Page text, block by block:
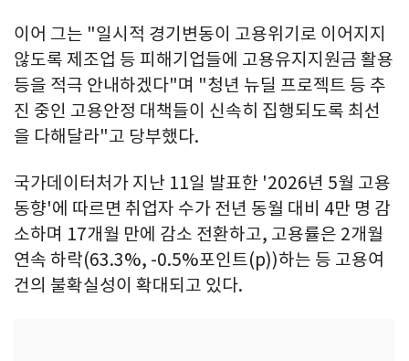
이어 그는 "일시적 경기변동이 고용위기로 이어지지
않도록 제조업 등 피해기업들에 고용유지지원금 활용
등을 적극 안내하겠다"며 "청년 뉴딜 프로젝트 등 추
진 중인 고용안정 대책들이 신속히 집행되도록 최선
을 다해달라"고 당부했다.
국가데이터처가 지난 11일 발표한 '2026년 5월 고용
동향'에 따르면 취업자 수가 전년 동월 대비 4만 명 감
소하며 17개월 만에 감소 전환하고, 고용률은 2개월
연속 하락(63.3%, -0.5%포인트(p))하는 등 고용여
건의 불확실성이 확대되고 있다.